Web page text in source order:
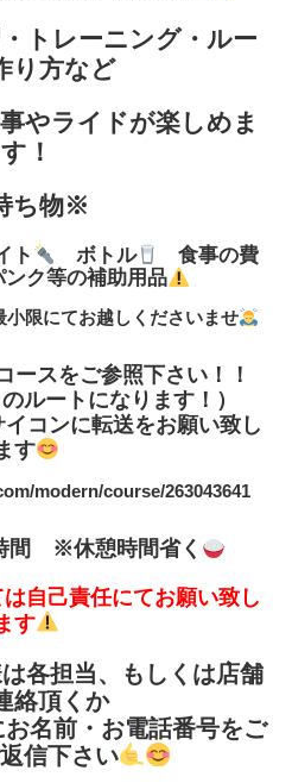
トレーニング・ルー
り方など
やライドが楽しめま
す！
ち物※
ト ボトル
食事の費
ク等の補助用品
限にてお越しくださいませ
スをご参照下さい！！
ルートになります！）
コンに転送をお願い致し
す
modern/course/263043641
間 ※休憩時間省く
自己責任にてお願い致し
す
各担当、もしくは店舗
絡頂くか
名前・お電話番号をご
信下さい